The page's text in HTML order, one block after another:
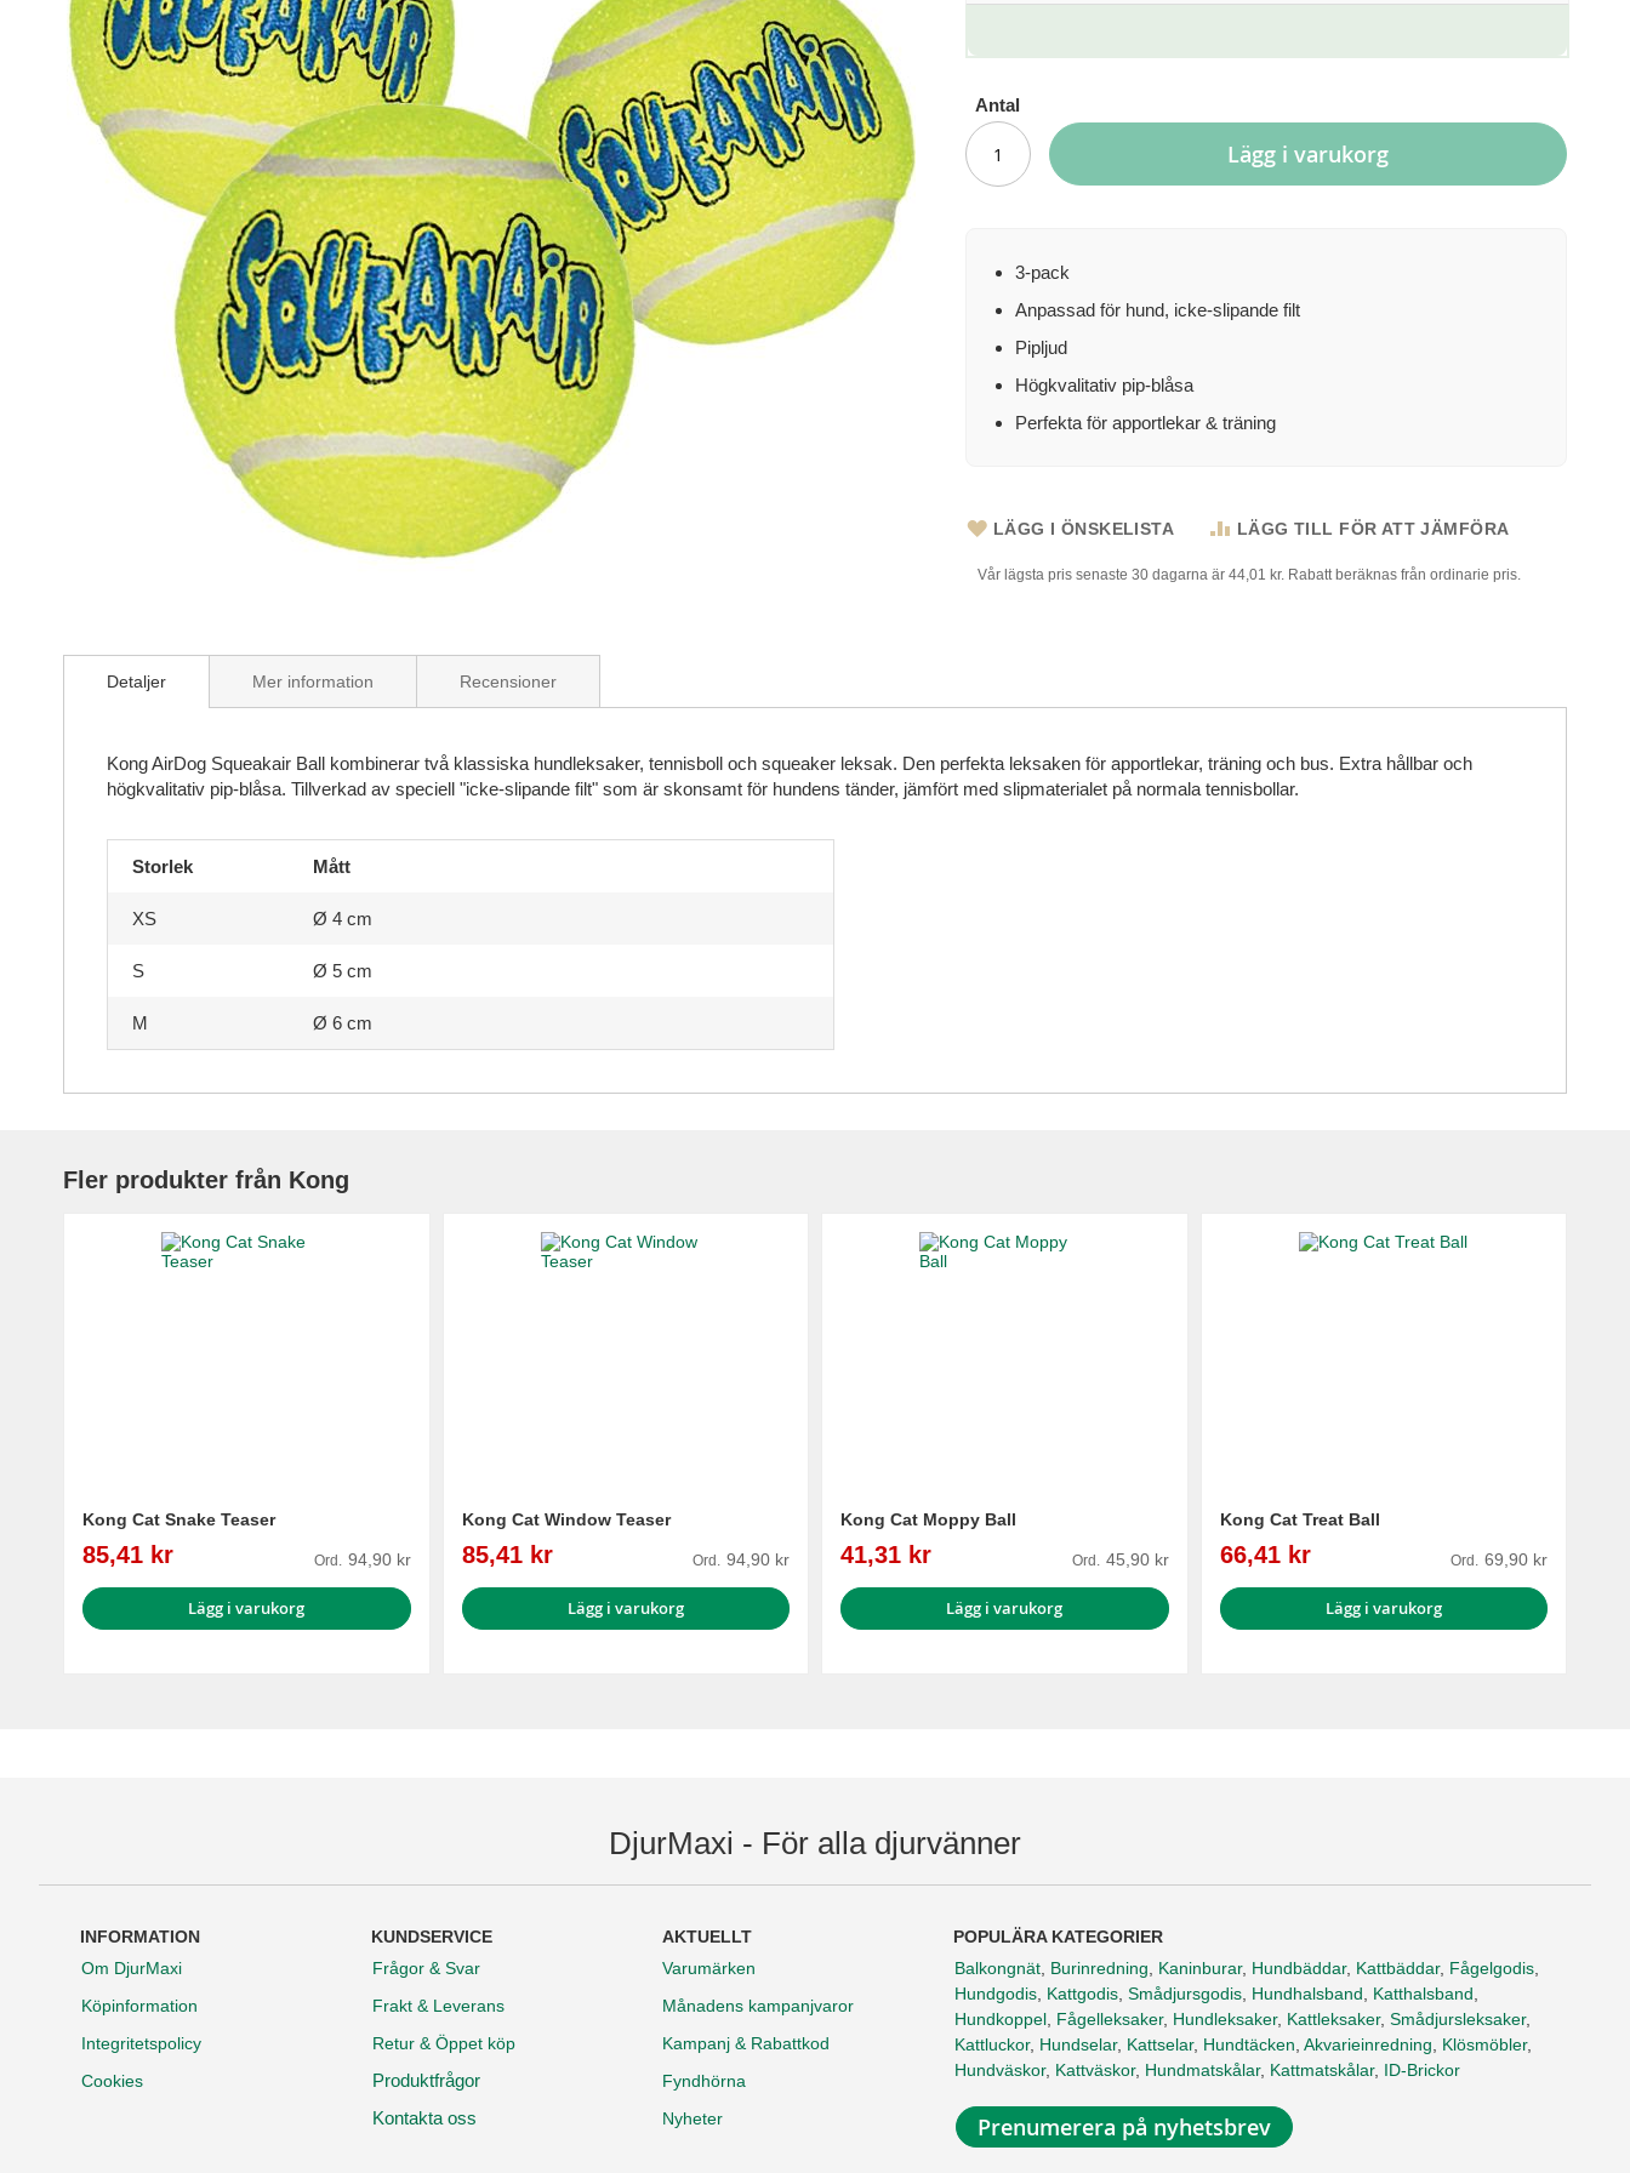
to
images
Antal
Lägg i varukorg
3-pack
Anpassad för hund, icke-slipande filt
Pipljud
Högkvalitativ pip-blåsa
Perfekta för apportlekar & träning
LÄGG I ÖNSKELISTA LÄGG TILL FÖR ATT JÄMFÖRA
Vår lägsta pris senaste 30 dagarna är 44,01 kr. Rabatt beräknas från ordinarie pris.
Detaljer
Kong AirDog Squeakair Ball kombinerar två klassiska hundleksaker, tennisboll och squeaker leksak. Den perfekta leksaken för apportlekar, träning och bus. Extra hållbar och
högkvalitativ pip-blåsa. Tillverkad av speciell "icke-slipande filt" som är skonsamt för hundens tänder, jämfört med slipmaterialet på normala tennisbollar.
Storlek Mått
XS Ø 4 cm
S Ø 5 cm
M Ø 6 cm
Mer information Recensioner
Fler produkter från Kong
Kong Cat Snake Teaser
Reapris
85,41 kr Ord. 94,90 kr
Lägg i varukorg
Kong Cat Window Teaser
Reapris
85,41 kr Ord. 94,90 kr
Lägg i varukorg
Kong Cat Moppy Ball
Reapris
41,31 kr Ord. 45,90 kr
Lägg i varukorg
Kong Cat Treat Ball
Reapris
66,41 kr Ord. 69,90 kr
Lägg i varukorg
DjurMaxi - För alla djurvänner
INFORMATION
Om DjurMaxi
Köpinformation
Integritetspolicy
Cookies
KUNDSERVICE
Frågor & Svar
Frakt & Leverans
Retur & Öppet köp
Produktfrågor
Kontakta oss
AKTUELLT
Varumärken
Månadens kampanjvaror
Kampanj & Rabattkod
Fyndhörna
Nyheter
POPULÄRA KATEGORIER
Balkongnät Burinredning Kaninburar, Hundbäddar, Kattbäddar, Fågelgodis
Hundgodis Kattgodis Smådjursgodis Hundhalsband Katthalsband
Hundkoppel Fågelleksaker, Hundleksaker, Kattleksaker, Smådjursleksaker,
Kattluckor, Hundselar, Kattselar, Hundtäcken Akvarieinredning Klösmöbler,
Hundväskor, Kattväskor, Hundmatskålar, Kattmatskålar, ID-Brickor
Prenumerera på nyhetsbrev